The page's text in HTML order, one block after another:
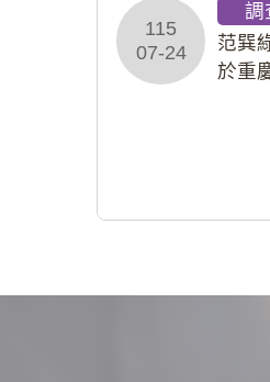
115
07-24
調
范巽
於重